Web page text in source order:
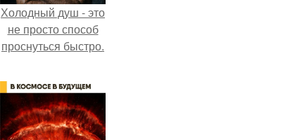
Холодный душ - это
не просто способ
проснуться быстро.